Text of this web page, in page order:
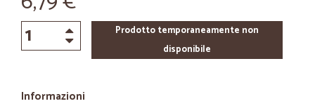
Prodotto temporaneamente non
disponibile
Informazioni